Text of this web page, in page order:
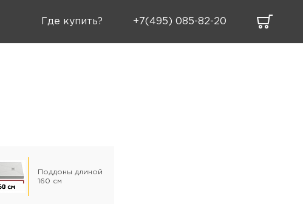
Где купить? +7(495) 085-82-20
Поддоны длиной
160 см